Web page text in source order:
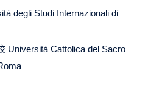
degli Studi Internazionali di
Università Cattolica del Sacro